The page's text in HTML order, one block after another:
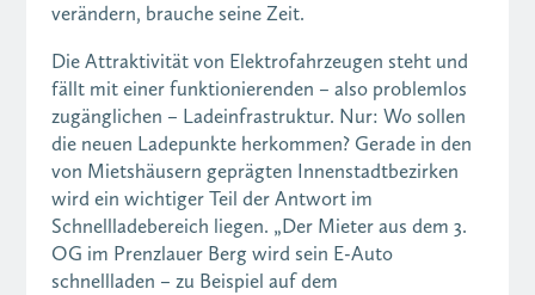
verändern, brauche seine Zeit.
Die Attraktivität von Elektrofahrzeugen steht und
fällt mit einer funktionierenden – also problemlos
zugänglichen – Ladeinfrastruktur. Nur: Wo sollen
die neuen Ladepunkte herkommen? Gerade in den
von Mietshäusern geprägten Innenstadtbezirken
wird ein wichtiger Teil der Antwort im
Schnellladebereich liegen. „Der Mieter aus dem 3.
OG im Prenzlauer Berg wird sein E-Auto
schnellladen – zu Beispiel auf dem